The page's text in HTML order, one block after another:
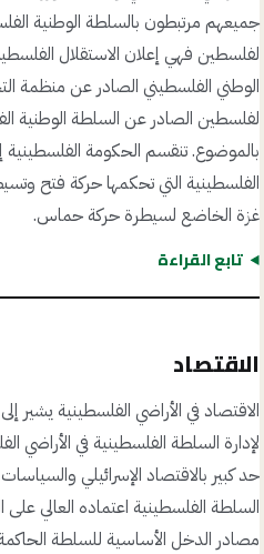
جميعهم مرتبطون بالسلطة الوطنية
لفلسطين فهي إعلان الاستقلال
الوطني الفلسطيني الصادر عن منظمة
لفلسطين الصادر عن السلطة الوطنية
بالموضوع. تنقسم الحكومة الفلسطينية
الفلسطينية التي تحكمها حركة فتح
غزة الخاضع لسيطرة حركة حماس.
تابع القراءة
الاقتصاد
الاقتصاد في الأراضي الفلسطينية يشير
لإدارة السلطة الفلسطينية في الأراضي
حد كبير بالاقتصاد الإسرائيلي
السلطة الفلسطينية اعتماده العالي
مصادر الدخل الأساسية للسلطة